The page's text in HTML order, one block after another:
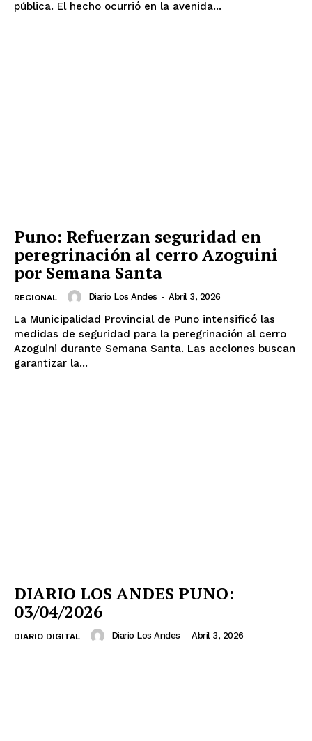
pública. El hecho ocurrió en la avenida...
Puno: Refuerzan seguridad en
peregrinación al cerro Azoguini
por Semana Santa
REGIONAL Diario Los Andes - Abril 3, 2026
La Municipalidad Provincial de Puno intensificó las
medidas de seguridad para la peregrinación al cerro
Azoguini durante Semana Santa. Las acciones buscan
garantizar la...
DIARIO LOS ANDES PUNO:
03/04/2026
DIARIO DIGITAL Diario Los Andes - Abril 3, 2026